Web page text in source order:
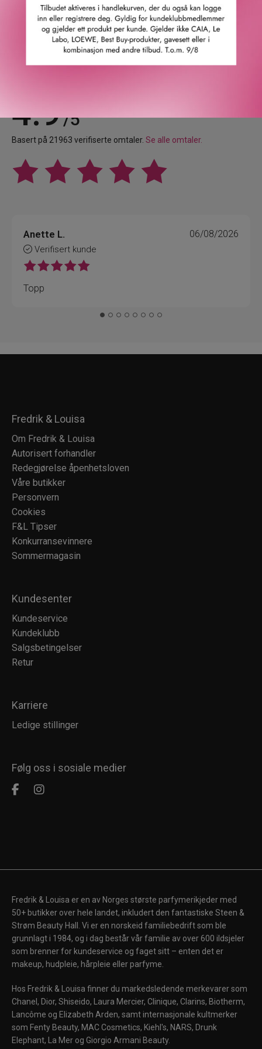
Våre kunder om oss
4.9/5
Basert på 21963 verifiserte omtaler. Se alle omtaler.
Anette L.
Verifisert kunde
06/08/2026
Topp
Fredrik & Louisa
Om Fredrik & Louisa
Autorisert forhandler
Redegjørelse åpenhetsloven
Våre butikker
Personvern
Cookies
F&L Tipser
Konkurransevinnere
Sommermagasin
Kundesenter
Kundeservice
Kundeklubb
Salgsbetingelser
Retur
Karriere
Ledige stillinger
Følg oss i sosiale medier
Fredrik & Louisa er en av Norges største parfymerikjeder med
50+ butikker over hele landet, inkludert den fantastiske Steen &
Strøm Beauty Hall. Vi er en norskeid familiebedrift som ble
grunnlagt i 1984, og i dag består vår familie av over 600 ildsjeler
som brenner for kundeservice og faget sitt – enten det er
makeup, hudpleie, hårpleie eller parfyme.
Hos Fredrik & Louisa finner du markedsledende merkevarer som
Chanel, Dior, Shiseido, Laura Mercier, Clinique, Clarins, Biotherm,
Lancôme og Elizabeth Arden, samt internasjonale kultmerker
som Fenty Beauty, MAC Cosmetics, Kiehl's, NARS, Drunk
Elephant, La Mer og Giorgio Armani Beauty.